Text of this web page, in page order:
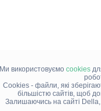
Ми використовуємо cookies
Cookies - файли, які
більшістю сайтів, щоб
Залишаючись на сайті